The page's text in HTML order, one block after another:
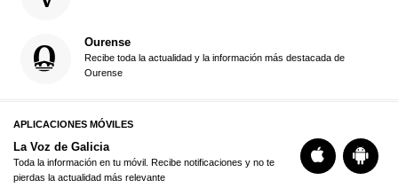
Ourense
Recibe toda la actualidad y la información más destacada de
Ourense
APLICACIONES MÓVILES
La Voz de Galicia
Toda la información en tu móvil. Recibe notificaciones y no te
pierdas la actualidad más relevante